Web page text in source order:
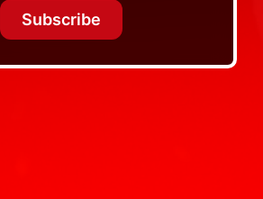
visibili da nessuna altra parte
Subscribe